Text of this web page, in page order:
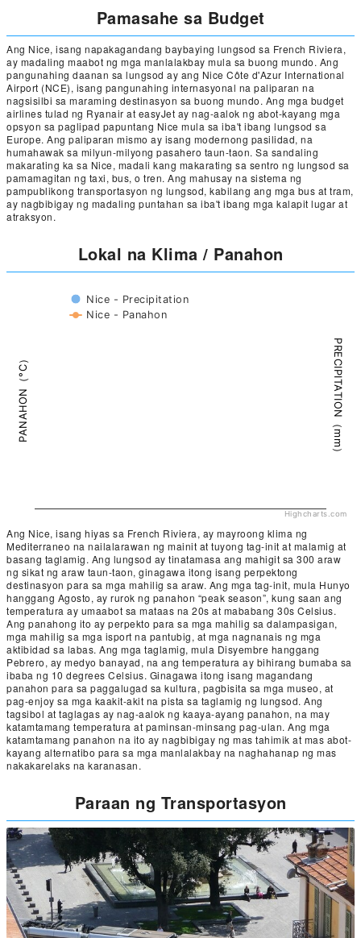
Pamasahe sa Budget
Ang Nice, isang napakagandang baybaying lungsod sa French Riviera,
ay madaling maabot ng mga manlalakbay mula sa buong mundo. Ang
pangunahing daanan sa lungsod ay ang Nice Côte d'Azur International
Airport (NCE), isang pangunahing internasyonal na paliparan na
nagsisilbi sa maraming destinasyon sa buong mundo. Ang mga budget
airlines tulad ng Ryanair at easyJet ay nag-aalok ng abot-kayang mga
opsyon sa paglipad papuntang Nice mula sa iba't ibang lungsod sa
Europe. Ang paliparan mismo ay isang modernong pasilidad, na
humahawak sa milyun-milyong pasahero taun-taon. Sa sandaling
makarating ka sa Nice, madali kang makarating sa sentro ng lungsod sa
pamamagitan ng taxi, bus, o tren. Ang mahusay na sistema ng
pampublikong transportasyon ng lungsod, kabilang ang mga bus at tram,
ay nagbibigay ng madaling puntahan sa iba't ibang mga kalapit lugar at
atraksyon.
Lokal na Klima / Panahon
PANAHON（°C） PRECIPITATION（mm）
Nice - Precipitation
Nice - Panahon
Highcharts.com
Ang Nice, isang hiyas sa French Riviera, ay mayroong klima ng
Mediterraneo na nailalarawan ng mainit at tuyong tag-init at malamig at
basang taglamig. Ang lungsod ay tinatamasa ang mahigit sa 300 araw
ng sikat ng araw taun-taon, ginagawa itong isang perpektong
destinasyon para sa mga mahilig sa araw. Ang mga tag-init, mula Hunyo
hanggang Agosto, ay rurok ng panahon “peak season”, kung saan ang
temperatura ay umaabot sa mataas na 20s at mababang 30s Celsius.
Ang panahong ito ay perpekto para sa mga mahilig sa dalampasigan,
mga mahilig sa mga isport na pantubig, at mga nagnanais ng mga
aktibidad sa labas. Ang mga taglamig, mula Disyembre hanggang
Pebrero, ay medyo banayad, na ang temperatura ay bihirang bumaba sa
ibaba ng 10 degrees Celsius. Ginagawa itong isang magandang
panahon para sa paggalugad sa kultura, pagbisita sa mga museo, at
pag-enjoy sa mga kaakit-akit na pista sa taglamig ng lungsod. Ang
tagsibol at taglagas ay nag-aalok ng kaaya-ayang panahon, na may
katamtamang temperatura at paminsan-minsang pag-ulan. Ang mga
katamtamang panahon na ito ay nagbibigay ng mas tahimik at mas abot-
kayang alternatibo para sa mga manlalakbay na naghahanap ng mas
nakakarelaks na karanasan.
Paraan ng Transportasyon